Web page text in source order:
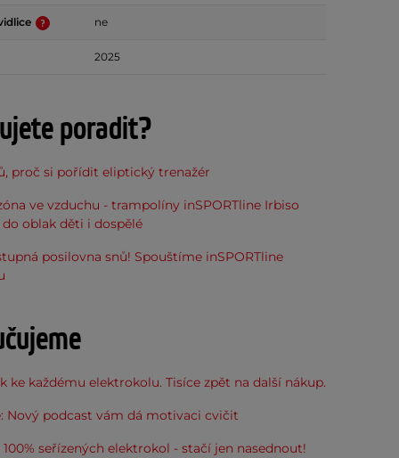
ne
2025
poradit?
proč si pořídit eliptický trenažér
ve vzduchu - trampolíny inSPORTline Irbiso
oblak děti i dospělé
posilovna snů! Spouštíme inSPORTline
ke každému elektrokolu. Tisíce zpět na další nákup.
Nový podcast vám dá motivaci cvičit
100% seřízených elektrokol - stačí jen nasednout!